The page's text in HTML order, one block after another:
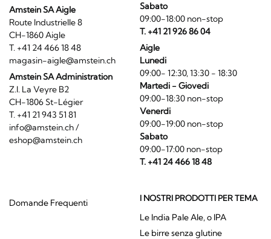
Amstein SA Aigle
Route Industrielle 8
CH-1860 Aigle
T. +41 24 466 18 48
magasin-aigle@amstein.ch
Amstein SA Administration
Z.I. La Veyre B2
CH-1806 St-Légier
T. +41 21 943 51 81
info@amstein.ch/
eshop@amstein.ch
Sabato
09:00-18:00 non-stop
T. +41 21 926 86 04
Aigle
Lunedi
09:00- 12:30, 13:30 - 18:30
Martedi - Giovedi
09:00-18:30 non-stop
Venerdi
09:00-19:00 non-stop
Sabato
09:00-17:00 non-stop
T. +41 24 466 18 48
Domande Frequenti I NOSTRI PRODOTTI PER TEMA
Le India Pale Ale, o IPA
Le birre senza glutine